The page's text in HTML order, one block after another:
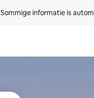
Sommige informatie is